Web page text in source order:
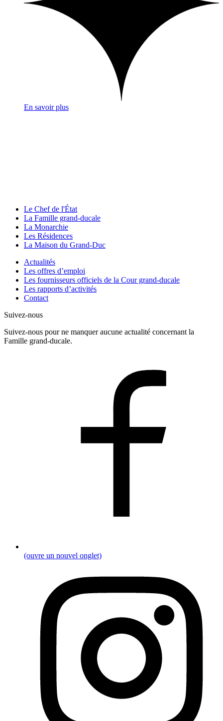
En savoir plus
Le Chef de l'État
La Famille grand-ducale
La Monarchie
Les Résidences
La Maison du Grand-Duc
Actualités
Les offres d’emploi
Les fournisseurs officiels de la Cour grand-ducale
Les rapports d’activités
Contact
Suivez-nous
Suivez-nous pour ne manquer aucune actualité concernant la
Famille grand-ducale.
(ouvre un nouvel onglet)